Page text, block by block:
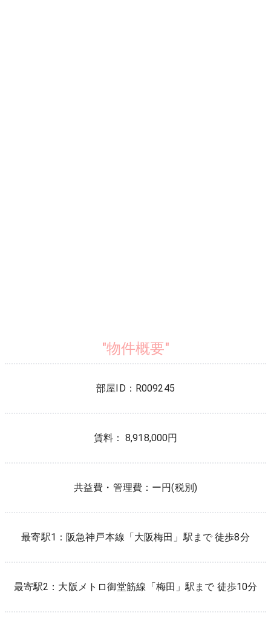
"物件概要"
部屋ID： R009245
賃料： 8,918,000円
共益費・管理費： ー円(税別)
最寄駅1： 阪急神戸本線 「大阪梅田 」駅まで 徒歩8分
最寄駅2： 大阪メトロ御堂筋線 「梅田 」駅まで 徒歩10分